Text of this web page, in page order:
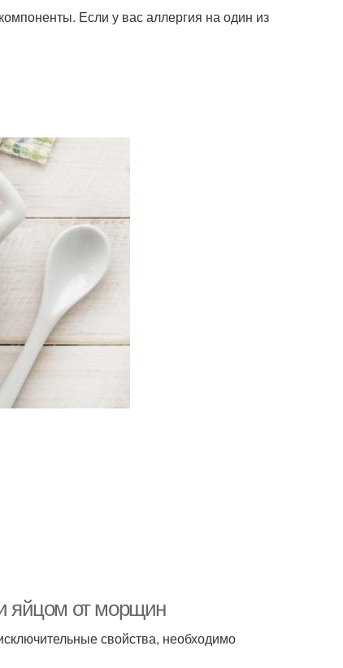
Если у вас аллергия на один из
яйцом от морщин
свойства, необходимо